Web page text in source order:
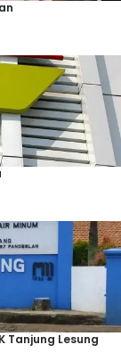
Tanjung Lesung